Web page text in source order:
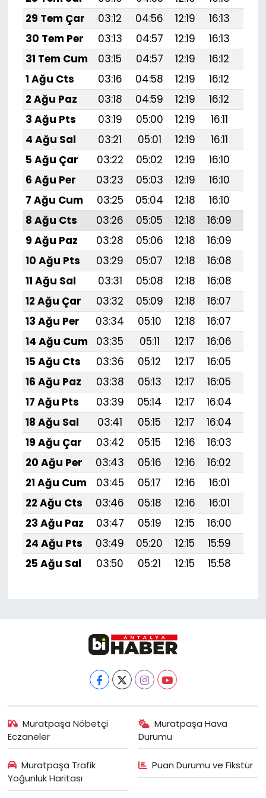
29 Tem Çar
03:12 04:56 12:19 16:13
30 Tem Per
03:13 04:57 12:19 16:13
31 Tem Cum
03:15 04:57 12:19 16:12
1 Ağu Cts
03:16 04:58 12:19 16:12
2 Ağu Paz
03:18 04:59 12:19 16:12
3 Ağu Pts
03:19 05:00 12:19 16:11
4 Ağu Sal
03:21 05:01 12:19 16:11
5 Ağu Çar
03:22 05:02 12:19 16:10
6 Ağu Per
03:23 05:03 12:19 16:10
7 Ağu Cum
03:25 05:04 12:18 16:10
8 Ağu Cts
03:26 05:05 12:18 16:09
9 Ağu Paz
03:28 05:06 12:18 16:09
10 Ağu Pts
03:29 05:07 12:18 16:08
11 Ağu Sal
03:31 05:08 12:18 16:08
12 Ağu Çar
03:32 05:09 12:18 16:07
13 Ağu Per
03:34 05:10 12:18 16:07
14 Ağu Cum
03:35 05:11 12:17 16:06
15 Ağu Cts
03:36 05:12 12:17 16:05
16 Ağu Paz
03:38 05:13 12:17 16:05
17 Ağu Pts
03:39 05:14 12:17 16:04
18 Ağu Sal
03:41 05:15 12:17 16:04
19 Ağu Çar
03:42 05:15 12:16 16:03
20 Ağu Per
03:43 05:16 12:16 16:02
21 Ağu Cum
03:45 05:17 12:16 16:01
22 Ağu Cts
03:46 05:18 12:16 16:01
23 Ağu Paz
03:47 05:19 12:15 16:00
24 Ağu Pts
03:49 05:20 12:15 15:59
25 Ağu Sal
03:50 05:21 12:15 15:58
Muratpaşa Nöbetçi
Eczaneler
Muratpaşa Hava
Durumu
Muratpaşa Trafik
Yoğunluk Haritası
Puan Durumu ve Fikstür